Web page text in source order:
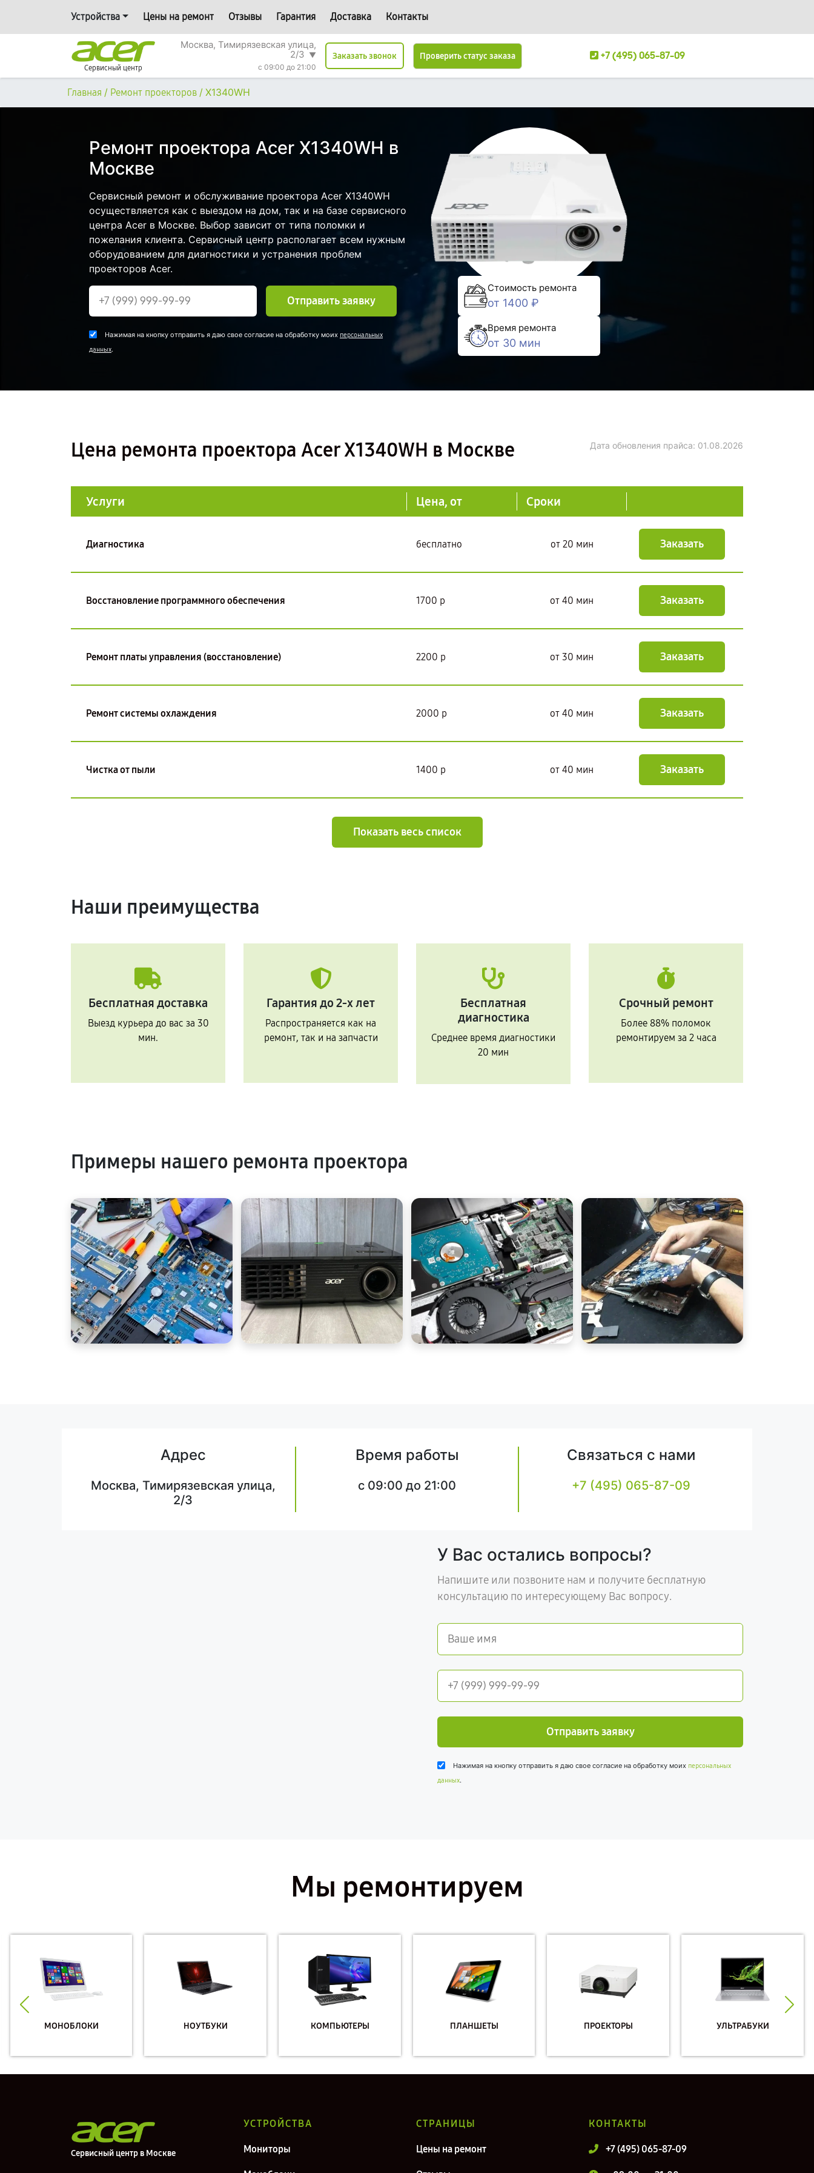
Устройства Цены на ремонт Отзывы Гарантия Доставка Контакты
Сервисный центр
Москва, Тимирязевская улица,
2/3 ▼
c 09:00 до 21:00
Заказать звонок Проверить статус заказа +7 (495) 065-87-09
Главная / Ремонт проекторов / X1340WH
Ремонт проектора Acer X1340WH в
Москве
Сервисный ремонт и обслуживание проектора Acer X1340WH
осуществляется как с выездом на дом, так и на базе сервисного
центра Acer в Москве. Выбор зависит от типа поломки и
пожелания клиента. Сервисный центр располагает всем нужным
оборудованием для диагностики и устранения проблем
проекторов Acer.
Отправить заявку
Нажимая на кнопку отправить я даю свое согласие на обработку моих персональных
данных.
Стоимость ремонта
от 1400 ₽
Время ремонта
от 30 мин
Цена ремонта проектора Acer X1340WH в Москве Дата обновления прайса: 01.08.2026
Услуги Цена, от Сроки
Диагностика бесплатно от 20 мин Заказать
Восстановление программного обеспечения 1700 р от 40 мин Заказать
Ремонт платы управления (восстановление) 2200 р от 30 мин Заказать
Ремонт системы охлаждения 2000 р от 40 мин Заказать
Чистка от пыли 1400 р от 40 мин Заказать
Показать весь список
Наши преимущества
Бесплатная доставка
Выезд курьера до вас за 30
мин.
Гарантия до 2-х лет
Распространяется как на
ремонт, так и на запчасти
Бесплатная
диагностика
Среднее время диагностики
20 мин
Срочный ремонт
Более 88% поломок
ремонтируем за 2 часа
Примеры нашего ремонта проектора
Адрес
Москва, Тимирязевская улица,
2/3
Время работы
c 09:00 до 21:00
Связаться с нами
+7 (495) 065-87-09
У Вас остались вопросы?
Напишите или позвоните нам и получите бесплатную
консультацию по интересующему Вас вопросу.
Отправить заявку
Нажимая на кнопку отправить я даю свое согласие на обработку моих персональных
данных.
Мы ремонтируем
МОНОБЛОКИ НОУТБУКИ КОМПЬЮТЕРЫ ПЛАНШЕТЫ ПРОЕКТОРЫ УЛЬТРАБУКИ
Сервисный центр в Москве
УСТРОЙСТВА
Мониторы
СТРАНИЦЫ
Цены на ремонт
КОНТАКТЫ
+7 (495) 065-87-09